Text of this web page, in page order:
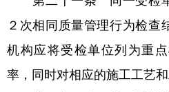
２次相同质量管理行为检查
机构应将受检单位列为重
率，同时对相应的施工工艺